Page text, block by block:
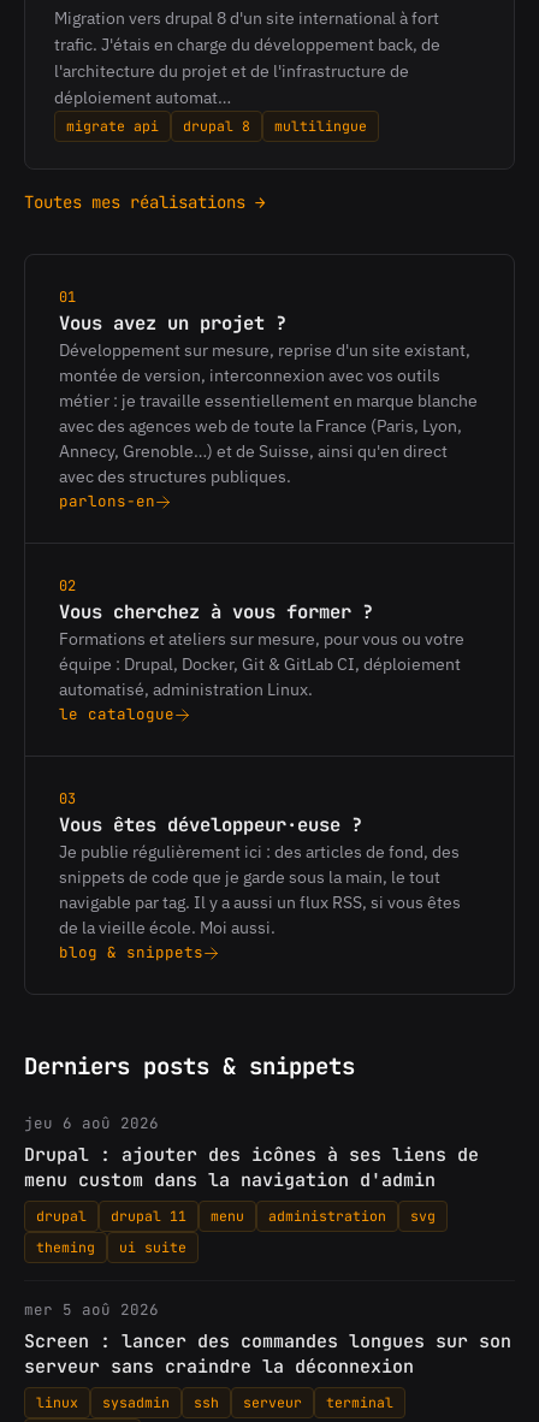
Migration vers drupal 8 d'un site international à fort
trafic. J'étais en charge du développement back, de
l'architecture du projet et de l'infrastructure de
déploiement automat…
migrate api drupal 8 multilingue
Toutes mes réalisations →
01
Vous avez un projet ?
Développement sur mesure, reprise d'un site existant,
montée de version, interconnexion avec vos outils
métier : je travaille essentiellement en marque blanche
avec des agences web de toute la France (Paris, Lyon,
Annecy, Grenoble…) et de Suisse, ainsi qu'en direct
avec des structures publiques.
parlons-en
02
Vous cherchez à vous former ?
Formations et ateliers sur mesure, pour vous ou votre
équipe : Drupal, Docker, Git & GitLab CI, déploiement
automatisé, administration Linux.
le catalogue
03
Vous êtes développeur·euse ?
Je publie régulièrement ici : des articles de fond, des
snippets de code que je garde sous la main, le tout
navigable par tag. Il y a aussi un flux RSS, si vous êtes
de la vieille école. Moi aussi.
blog & snippets
Derniers posts & snippets
jeu 6 aoû 2026
Drupal : ajouter des icônes à ses liens de
menu custom dans la navigation d'admin
drupal drupal 11 menu administration
svg
theming
ui suite
mer 5 aoû 2026
Screen : lancer des commandes longues sur son
serveur sans craindre la déconnexion
linux sysadmin ssh serveur
terminal